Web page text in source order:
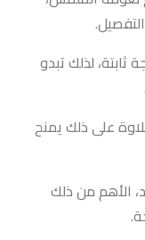
ثابتة، لذلك تبدو
على ذلك يمنح
الأهم من ذلك